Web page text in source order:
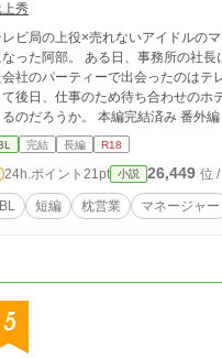
秀
局の上役×売れないアイドルのマネージャーさん ※R-18 事務所の中で
った阿部。 ある日、事務所の社
社のパーティーで出会ったのはテ
日、仕事のため待ち合わせのホテルに向かったところ…。 待ち受けてい
きるのだろうか。 本編
完結 長編 R18
24h.ポイント 21pt 小説 26,449 位
BL 短編 枕営業 マネージャー
5